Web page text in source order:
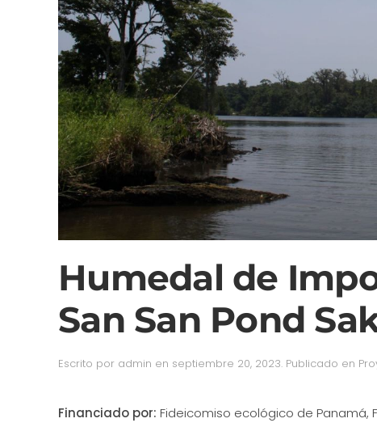
Humedal de
San San Pond
Escrito por admin en septiembre 20, 2023. Publicado en
Financiado por: Fideicomiso ecológico de Panamá,